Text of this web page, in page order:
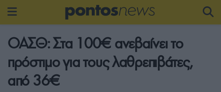
ΟΑΣΘ: Στα 100€ ανεβαίνει το
πρόστιμο για τους λαθρεπιβάτες,
από 36€